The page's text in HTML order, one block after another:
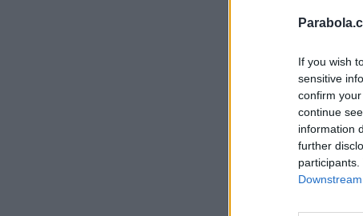
If you wish
sensitive
confirm
continue
information
further